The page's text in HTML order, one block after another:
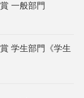
一般部門
学生部門《学生